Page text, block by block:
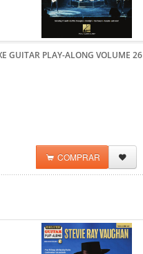
GUITAR PLAY-ALONG VOLUME 26
COMPRAR